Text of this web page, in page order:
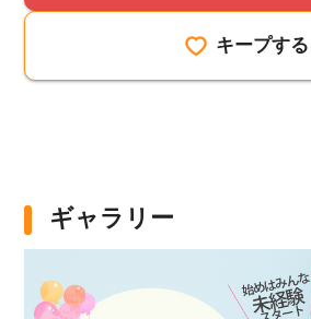
キープする
ギャラリー
該当件数
9,860 件
他の条件を選択